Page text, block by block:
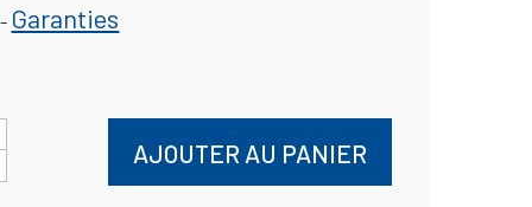
Garanties
AJOUTER AU PANIER